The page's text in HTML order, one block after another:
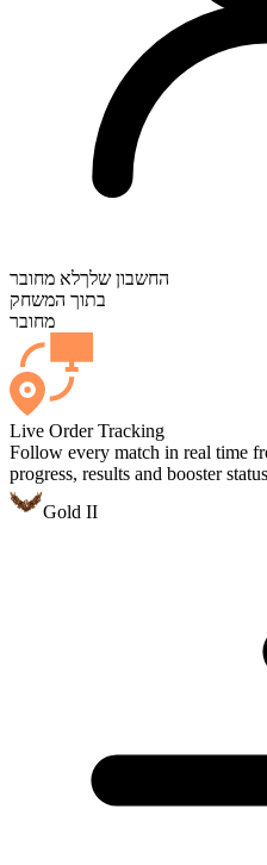
החשבון שלךלא מחובר
בתוך המשחק
מחובר
Live Order Tracking
Follow every match in real time
progress, results and booster
Gold II